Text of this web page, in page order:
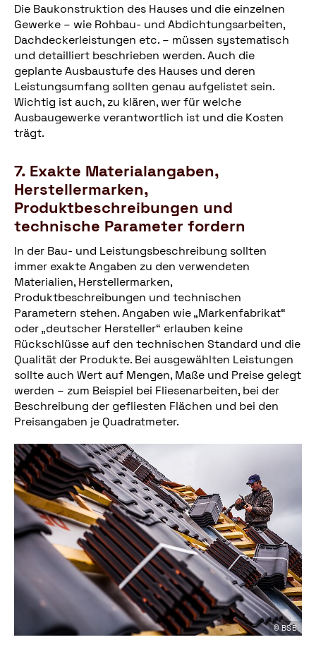
Die Baukonstruktion des Hauses und die einzelnen
Gewerke – wie Rohbau- und Abdichtungsarbeiten,
Dachdeckerleistungen etc. – müssen systematisch
und detailliert beschrieben werden. Auch die
geplante Ausbaustufe des Hauses und deren
Leistungsumfang sollten genau aufgelistet sein.
Wichtig ist auch, zu klären, wer für welche
Ausbaugewerke verantwortlich ist und die Kosten
trägt.
7. Exakte Materialangaben,
Herstellermarken,
Produktbeschreibungen und
technische Parameter fordern
© BSB
In der Bau- und Leistungsbeschreibung sollten
immer exakte Angaben zu den verwendeten
Materialien, Herstellermarken,
Produktbeschreibungen und technischen
Parametern stehen. Angaben wie „Markenfabrikat“
oder „deutscher Hersteller“ erlauben keine
Rückschlüsse auf den technischen Standard und die
Qualität der Produkte. Bei ausgewählten Leistungen
sollte auch Wert auf Mengen, Maße und Preise gelegt
werden – zum Beispiel bei Fliesenarbeiten, bei der
Beschreibung der gefliesten Flächen und bei den
Preisangaben je Quadratmeter.